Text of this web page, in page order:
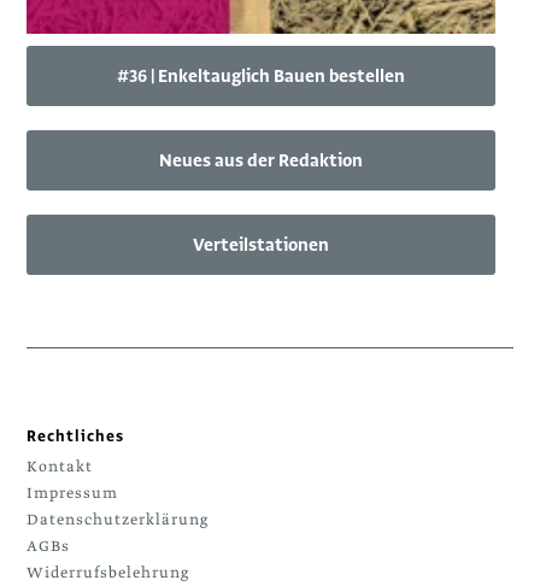
#36 | Enkeltauglich Bauen bestellen
Neues aus der Redaktion
Verteilstationen
Rechtliches
Kontakt
Impressum
Datenschutzerklärung
AGBs
Widerrufsbelehrung